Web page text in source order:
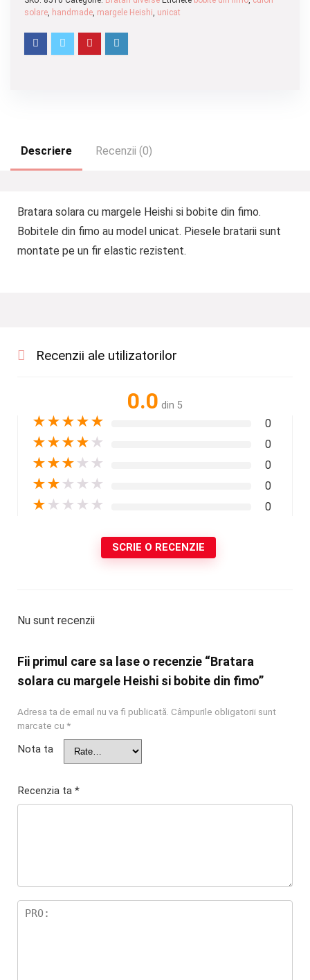
solare, handmade, margele Heishi, unicat
Descriere Recenzii (0)
Bratara solara cu margele Heishi si bobite din fimo.
Bobitele din fimo au model unicat. Piesele bratarii sunt
montate pe un fir elastic rezistent.
Recenzii ale utilizatorilor
0.0 din 5
★★★★★ 0
★★★★ ★ 0
★★★ ★ ★ 0
★★ ★ ★ ★ 0
★ ★ ★ ★ ★ 0
SCRIE O RECENZIE
Nu sunt recenzii
Fii primul care sa lase o recenzie “Bratara
solara cu margele Heishi si bobite din fimo”
Adresa ta de email nu va fi publicată. Câmpurile obligatorii sunt
marcate cu *
Nota ta
Recenzia ta *